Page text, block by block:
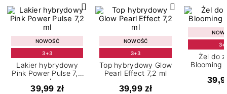
NOWOŚĆ
3+3
Lakier hybrydowy
Pink Power Pulse 7,2
ml
39,99 zł
NOWOŚĆ
3+3
Top hybrydowy Glow
Pearl Effect 7,2 ml
39,99 zł
Żel do
Blooming